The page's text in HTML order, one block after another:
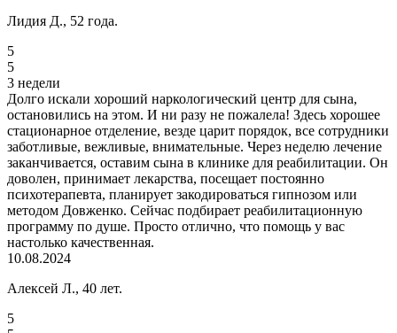
Лидия Д., 52 года.
5
5
3 недели
Долго искали хороший наркологический центр для сына,
остановились на этом. И ни разу не пожалела! Здесь хорошее
стационарное отделение, везде царит порядок, все сотрудники
заботливые, вежливые, внимательные. Через неделю лечение
заканчивается, оставим сына в клинике для реабилитации. Он
доволен, принимает лекарства, посещает постоянно
психотерапевта, планирует закодироваться гипнозом или
методом Довженко. Сейчас подбирает реабилитационную
программу по душе. Просто отлично, что помощь у вас
настолько качественная.
10.08.2024
Алексей Л., 40 лет.
5